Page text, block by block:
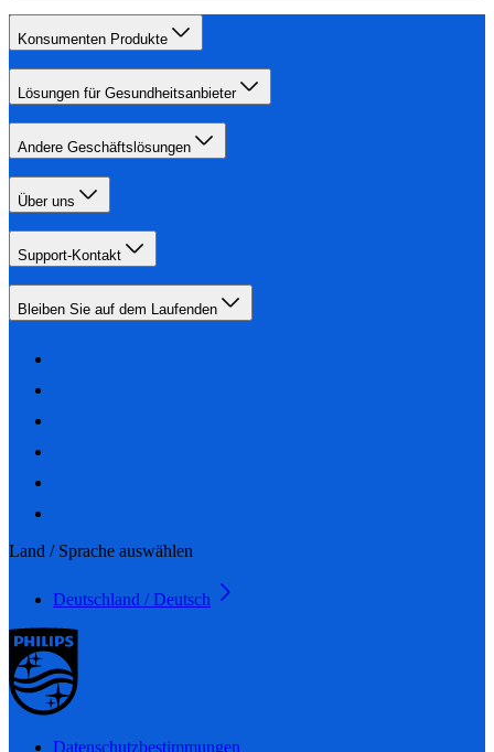
Konsumenten Produkte
Lösungen für Gesundheitsanbieter
Andere Geschäftslösungen
Über uns
Support-Kontakt
Bleiben Sie auf dem Laufenden
Land / Sprache auswählen
Deutschland / Deutsch
Datenschutzbestimmungen